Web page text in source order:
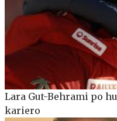
Lara Gut-Behrami po
kariero